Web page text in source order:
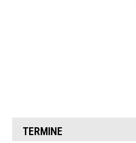
TERMINE